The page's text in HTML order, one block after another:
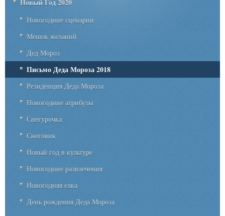
Новый Год 2020
Новогодние сценарии
Мешок желаний
Дед Мороз
Письмо Деда Мороза 2018
Резиденция Деда Мороза
Новогодние атрибуты
Снегурочка
Снеговик
Новый год в культуре
Новогодние развлечения
Новогодняя елка
День рождения Деда Мороза